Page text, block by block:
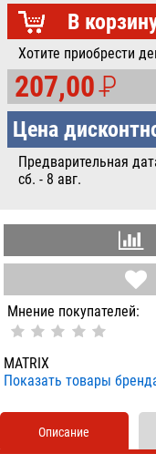
УБ.
В
Хотите приобрести
207,00P
УБ.
Цена
Предварительная
сб. - 8 авг.
Мнение покупателей:
MATRIX
Показать товары
Описание